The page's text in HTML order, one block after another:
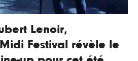
Lenoir,
Festival révèle le